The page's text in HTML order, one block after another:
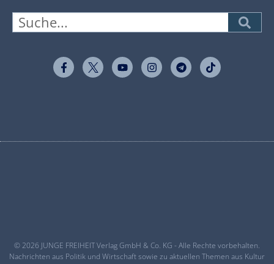
© 2026 JUNGE FREIHEIT Verlag GmbH & Co. KG - Alle Rechte vorbehalten.
Nachrichten aus Politik und Wirtschaft sowie zu aktuellen Themen aus Kultur